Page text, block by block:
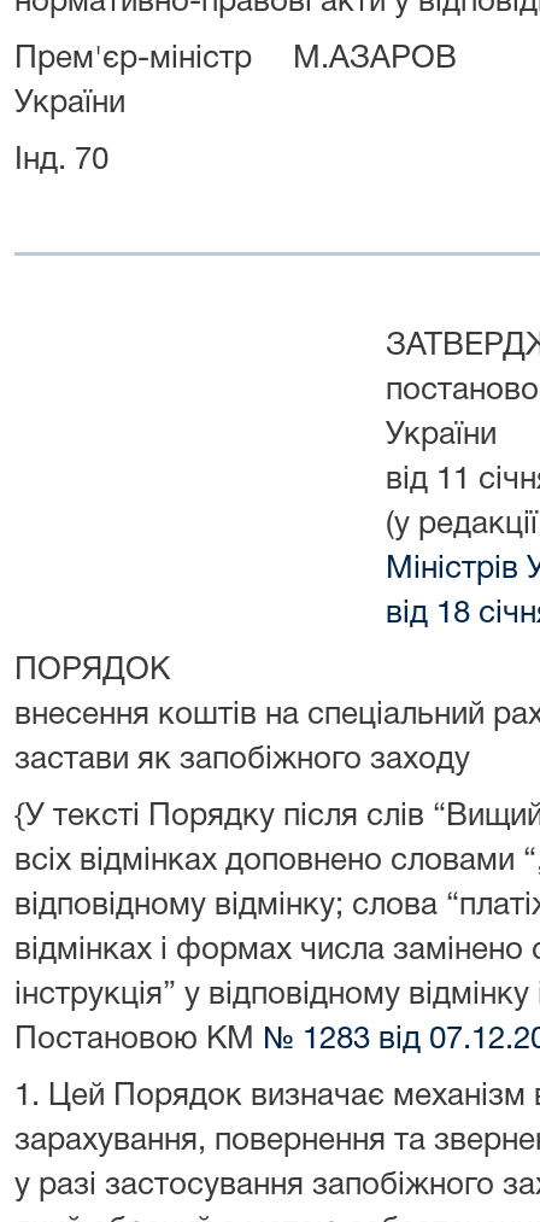
Прем'єр-міністр
України
М.АЗАРОВ
Інд. 70
України
від 11
(у
Міністрів
від 18
ПОРЯДОК
внесення коштів на спеціальний
застави як запобіжного заходу
{У тексті Порядку після слів
всіх відмінках доповнено словами
відповідному відмінку; слова
відмінках і формах числа замінено
інструкція” у відповідному відмінку
Постановою КМ
№ 1283 від
1. Цей Порядок визначає механізм
зарахування, повернення та
у разі застосування запобіжного